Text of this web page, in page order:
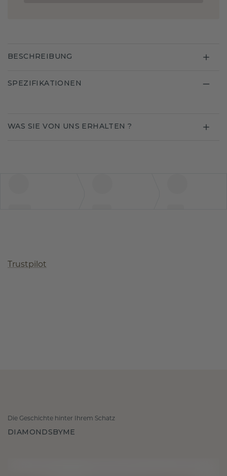
BESCHREIBUNG
SPEZIFIKATIONEN
WAS SIE VON UNS ERHALTEN ?
Trustpilot
Die Geschichte hinter Ihrem Schatz
DIAMONDSBYME